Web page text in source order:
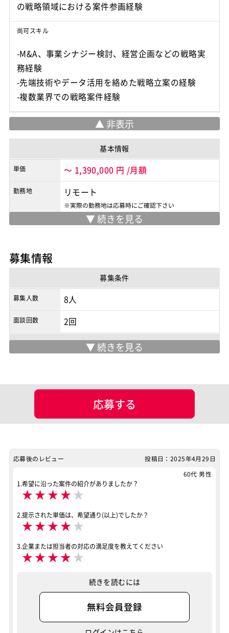
の戦略領域における案件参画経験
尚可スキル
-M&A、事業シナジー検討、経営企画などの戦略実
務経験
-先端技術やデータ活用を絡めた戦略立案の経験
-複数業界での戦略案件経験
基本情報
単価 ～ 1,390,000 円 /月額
勤務地 リモート
※実際の勤務地は応募時にご確認下さい
契約形態 業務委託
募集情報
募集条件
募集人数 8人
面談回数 2回
現場情報
マッチング設定
特徴
その他 リモートOK
応募する
応募後のレビュー
投稿日：2025年4月29日
60代 男性
1.希望に沿った案件の紹介がありましたか？
★ ★ ★ ★ ★
2.提示された単価は、希望通り(以上)でしたか？
★ ★ ★ ★ ★
3.企業または担当者の対応の満足度を教えてください
★ ★ ★ ★ ★
続きを読むには
無料会員登録